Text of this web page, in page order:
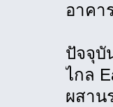
อาคา
ปัจจุบั
ไกล
ผสาน